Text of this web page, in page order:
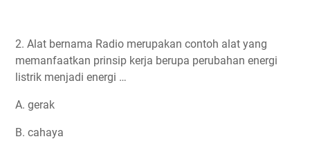
2. Alat bernama Radio merupakan contoh alat yang
memanfaatkan prinsip kerja berupa perubahan energi
listrik menjadi energi …
A. gerak
B. cahaya